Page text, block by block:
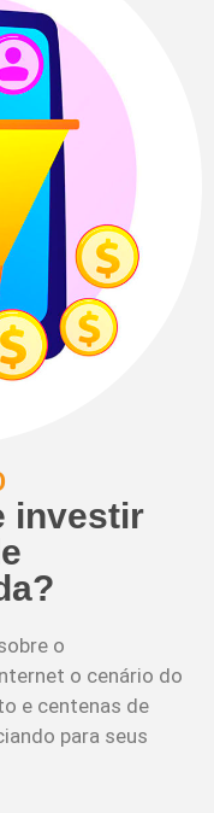
investir
o
o cenário do
e centenas de
para seus